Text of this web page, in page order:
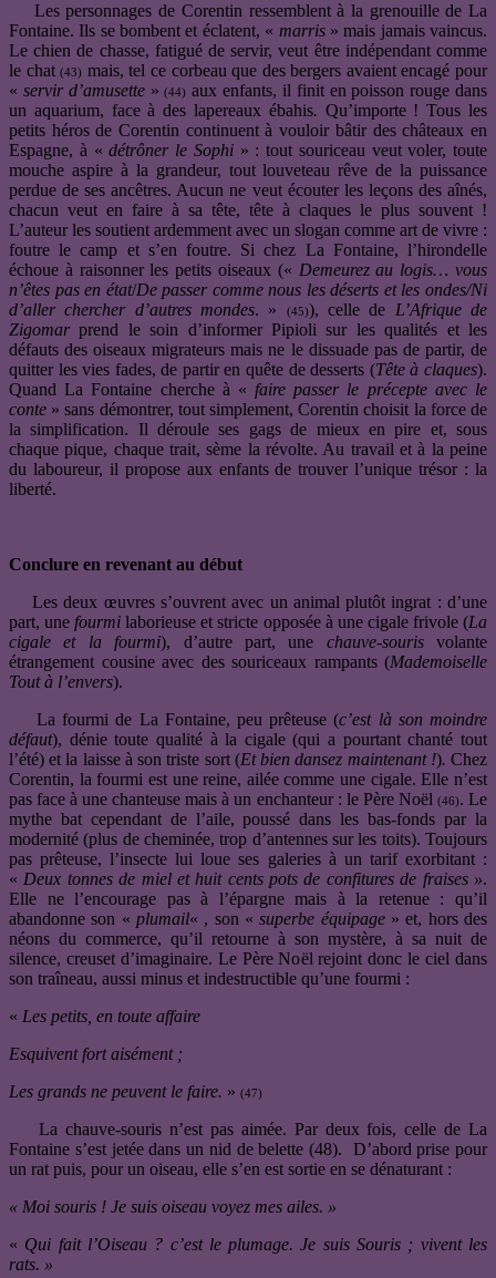
Les personnages de Corentin ressemblent à la grenouille de La
Fontaine. Ils se bombent et éclatent, « marris» mais jamais vaincus.
Le chien de chasse, fatigué de servir, veut être indépendant comme
le chat(43) mais, tel ce corbeau que des bergers avaient encagé pour
« servir d’amusette»(44) aux enfants, il finit en poisson rouge dans
un aquarium, face à des lapereaux ébahis. Qu’importe ! Tous les
petits héros de Corentin continuent à vouloir bâtir des châteaux en
Espagne, à «détrôner le Sophi» : tout souriceau veut voler, toute
mouche aspire à la grandeur, tout louveteau rêve de la puissance
perdue de ses ancêtres. Aucun ne veut écouter les leçons des aînés,
chacun veut en faire à sa tête, tête à claques le plus souvent !
L’auteur les soutient ardemment avec un slogan comme art de vivre :
foutre le camp et s’en foutre. Si chez La Fontaine, l’hirondelle
échoue à raisonner les petits oiseaux (« Demeurez au logis… vous
n’êtes pas en état/De passer comme nous les déserts et les ondes/Ni
d’aller chercher d’autres mondes. » (45)), celle de L’Afrique de
Zigomarprend le soin d’informer Pipioli sur les qualités et les
défauts des oiseaux migrateurs mais ne le dissuade pas de partir, de
quitter les vies fades, de partir en quête de desserts (Tête à claques).
Quand La Fontaine cherche à «faire passer le précepte avec le
conte » sans démontrer, tout simplement, Corentin choisit la force de
la simplification. Il déroule ses gags de mieux en pire et, sous
chaque pique, chaque trait, sème la révolte. Au travail et à la peine
du laboureur, il propose aux enfants de trouver l’unique trésor : la
liberté.
Conclure en revenant au début
Les deux œuvres s’ouvrent avec un animal plutôt ingrat : d’une
part, unefourmilaborieuse et stricte opposée à une cigale frivole (La
cigale et la fourmi), d’autre part, une chauve-sourisvolante
étrangement cousine avec des souriceaux rampants (Mademoiselle
Tout à l’envers).
La fourmi de La Fontaine, peu prêteuse (c’est là son moindre
défaut), dénie toute qualité à la cigale (qui a pourtant chanté tout
l’été) et la laisse à son triste sort (Et bien dansez maintenant !).Chez
Corentin, la fourmi est une reine, ailée comme une cigale. Elle n’est
pas face à une chanteuse mais à un enchanteur : le Père Noël (46). Le
mythe bat cependant de l’aile, poussé dans les bas-fonds par la
modernité (plus de cheminée, trop d’antennes sur les toits). Toujours
pas prêteuse, l’insecte lui loue ses galeries à un tarif exorbitant :
«Deux tonnes de miel et huit cents pots de confitures de fraises ».
Elle ne l’encourage pas à l’épargne mais à la retenue : qu’il
abandonne son « plumail« , son «superbe équipage» et, hors des
néons du commerce, qu’il retourne à son mystère, à sa nuit de
silence, creuset d’imaginaire. Le Père Noël rejoint donc le ciel dans
son traîneau, aussi minus et indestructible qu’une fourmi :
« Les petits, en toute affaire
Esquivent fort aisément ;
Les grands ne peuvent le faire. » (47)
La chauve-souris n’est pas aimée. Par deux fois, celle de La
Fontaine s’est jetée dans un nid de belette (48). D’abord prise pour
un rat puis, pour un oiseau, elle s’en est sortie en se dénaturant :
« Moi souris ! Je suis oiseau voyez mes ailes. »
« Qui fait l’Oiseau ? c’est le plumage. Je suis Souris ; vivent les
rats. »